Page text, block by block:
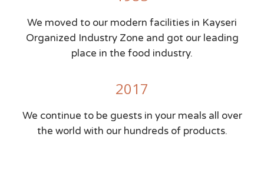
We moved to our modern facilities in Kayseri
Organized Industry Zone and got our leading
place in the food industry.
2017
We continue to be guests in your meals all over
the world with our hundreds of products.